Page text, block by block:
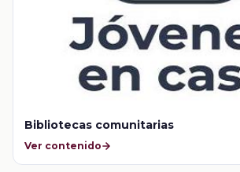
Bibliotecas comunitarias
Ver contenido